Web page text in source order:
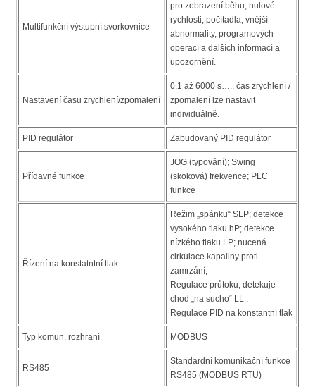
Multifunkční výstupní svorkovnice
pro zobrazení běhu, nulové
rychlosti, počítadla, vnější
abnormality, programových
operací a dalších informací a
upozornění.
Nastavení času zrychlení/zpomalení
0.1 až 6000 s….. čas zrychlení /
zpomalení lze nastavit
individuálně.
PID regulátor Zabudovaný PID regulátor
Přídavné funkce
JOG (typování); Swing
(skoková) frekvence; PLC
funkce
Řízení na konstatntní tlak
Režim „spánku“ SLP; detekce
vysokého tlaku hP; detekce
nízkého tlaku LP; nucená
cirkulace kapaliny proti
zamrzání;
Regulace průtoku; detekuje
chod „na sucho“ LL ;
Regulace PID na konstantní tlak
Typ komun. rozhraní MODBUS
RS485
Standardní komunikační funkce
RS485 (MODBUS RTU)